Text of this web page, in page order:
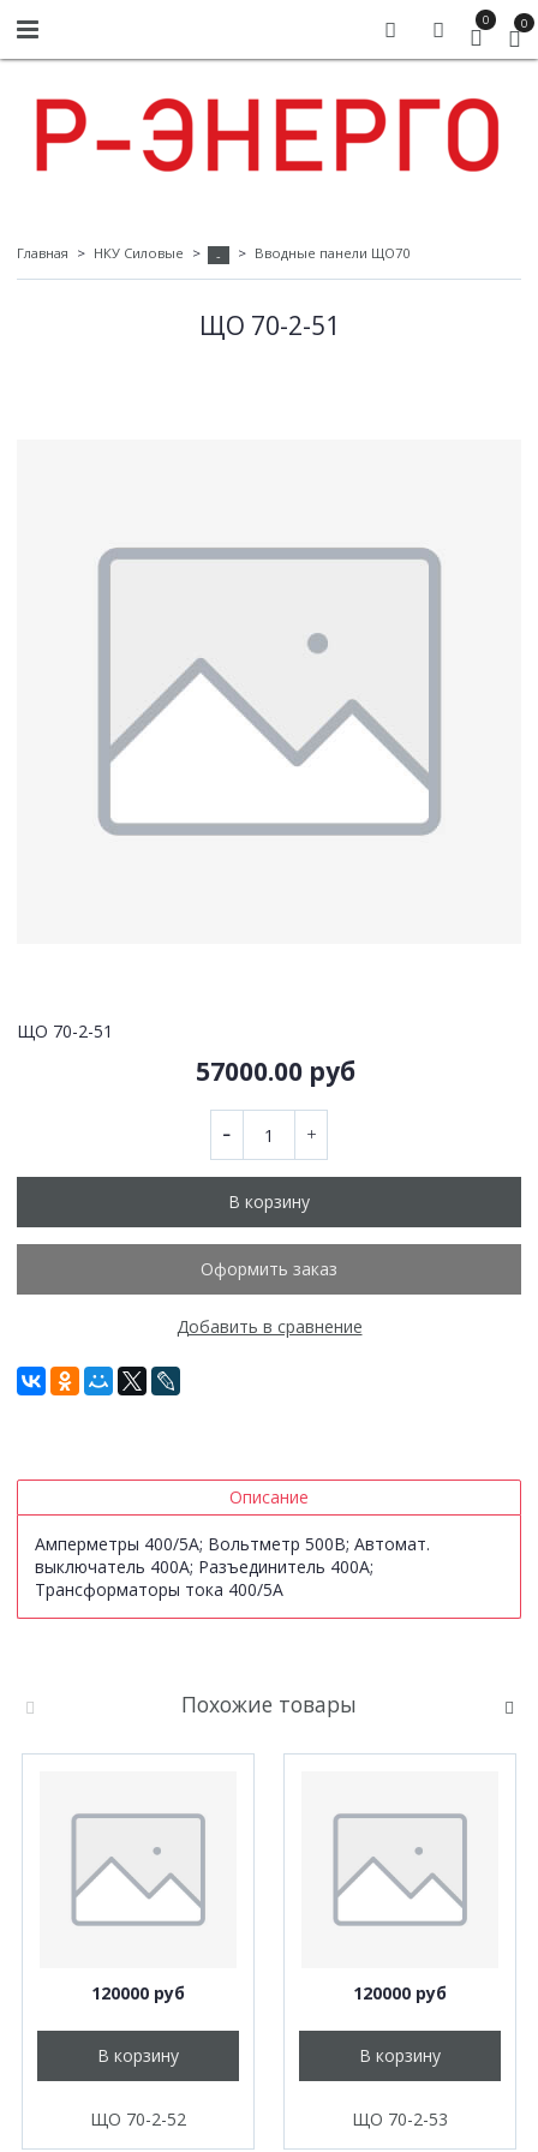
0 0
Главная НКУ Силовые - Вводные панели ЩО70
ЩО 70-2-51
ЩО 70-2-51
57000.00 руб
В корзину
Оформить заказ
Добавить в сравнение
Описание
Амперметры 400/5А; Вольтметр 500В; Автомат.
выключатель 400А; Разъединитель 400А;
Трансформаторы тока 400/5А
Похожие товары
120000 руб
В корзину
ЩО 70-2-52
120000 руб
В корзину
ЩО 70-2-53